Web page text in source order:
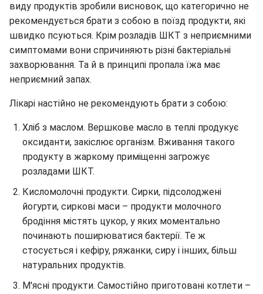
виду продуктів зробили висновок, що категорично не
рекомендується брати з собою в поїзд продукти, які
швидко псуються. Крім розладів ШКТ з неприємними
симптомами вони спричиняють різні бактеріальні
захворювання. Та й в принципі пропала їжа має
неприємний запах.
Лікарі настійно не рекомендують брати з собою:
Хліб з маслом. Вершкове масло в теплі продукує
оксиданти, закіслює організм. Вживання такого
продукту в жаркому приміщенні загрожує
розладами ШКТ.
Кисломолочні продукти. Сирки, підсолоджені
йогурти, сиркові маси – продукти молочного
бродіння містять цукор, у яких моментально
починають поширюватися бактерії. Те ж
стосується і кефіру, ряжанки, сиру і інших, більш
натуральних продуктів.
М'ясні продукти. Самостійно приготовані котлети –